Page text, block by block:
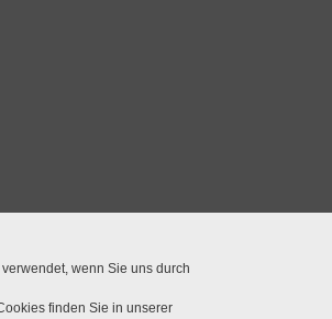
wenn Sie uns durch
finden Sie in unserer